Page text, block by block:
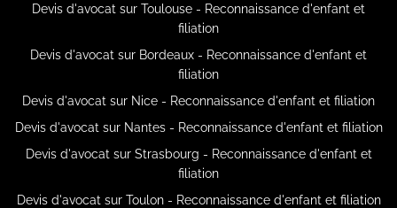
Devis d'avocat sur Toulouse - Reconnaissance d'enfant et
filiation
Devis d'avocat sur Bordeaux - Reconnaissance d'enfant et
filiation
Devis d'avocat sur Nice - Reconnaissance d'enfant et filiation
Devis d'avocat sur Nantes - Reconnaissance d'enfant et filiation
Devis d'avocat sur Strasbourg - Reconnaissance d'enfant et
filiation
Devis d'avocat sur Toulon - Reconnaissance d'enfant et filiation